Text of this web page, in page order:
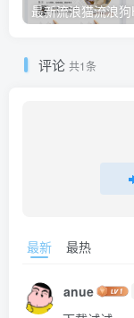
评论 共1条
最新 最热
anue